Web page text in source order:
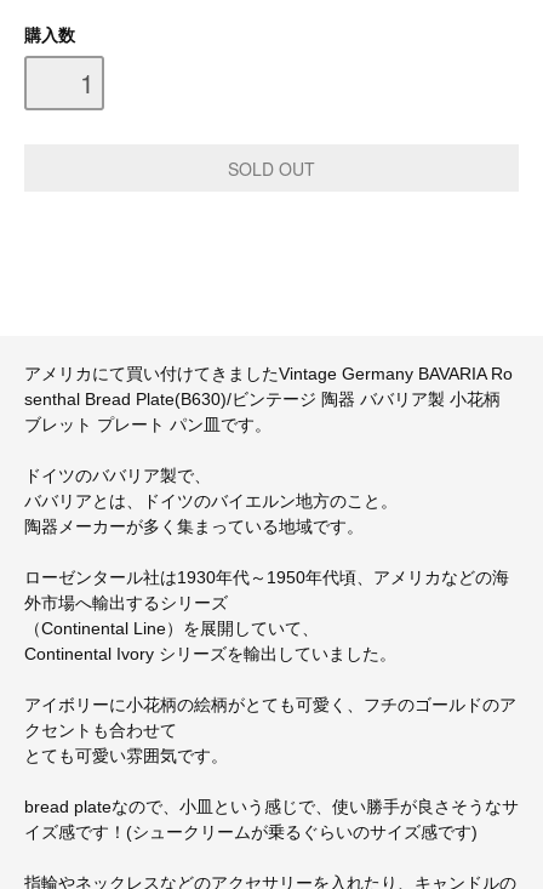
購入数
アメリカにて買い付けてきましたVintage Germany BAVARIA Ro
senthal Bread Plate(B630)/ビンテージ 陶器 ババリア製 小花柄
ブレット プレート パン皿です。
ドイツのババリア製で、
ババリアとは、ドイツのバイエルン地方のこと。
陶器メーカーが多く集まっている地域です。
ローゼンタール社は1930年代～1950年代頃、アメリカなどの海
外市場へ輸出するシリーズ
（Continental Line）を展開していて、
Continental Ivory シリーズを輸出していました。
アイボリーに小花柄の絵柄がとても可愛く、フチのゴールドのア
クセントも合わせて
とても可愛い雰囲気です。
bread plateなので、小皿という感じで、使い勝手が良さそうなサ
イズ感です！(シュークリームが乗るぐらいのサイズ感です)
指輪やネックレスなどのアクセサリーを入れたり、キャンドルの